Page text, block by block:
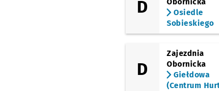
D
Osiedle
Sobieskiego
D
Zajezdnia
Obornicka
Giełdowa
(Centrum